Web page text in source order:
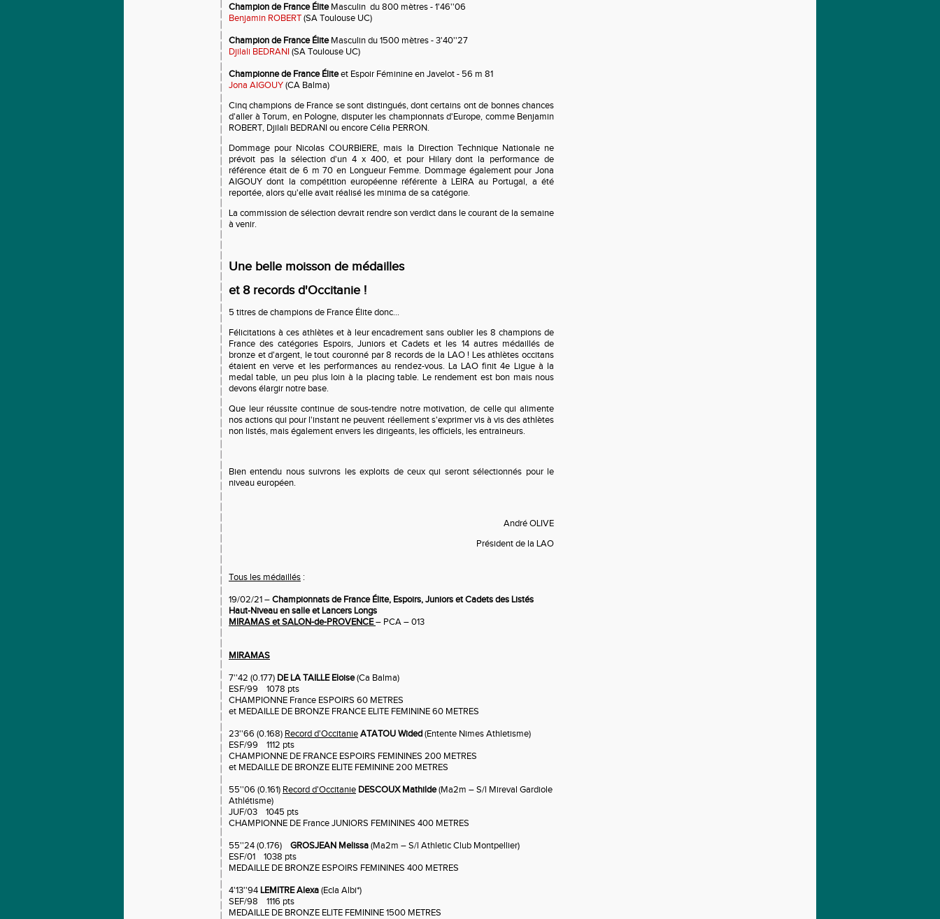
Champion de France ÉliteMasculin du 800 mètres - 1'46''06
Benjamin ROBERT(SA Toulouse UC)
Champion de France ÉliteMasculin du 1500 mètres - 3'40''27
Djilali BEDRANI(SA Toulouse UC)
Championne de France Éliteet Espoir Féminine en Javelot - 56 m 81
Jona AIGOUY(CA Balma)
Cinq champions de France se sont distingués, dont certains ont de bonnes chances
d'aller à Torum, en Pologne, disputer les championnats d'Europe, comme Benjamin
ROBERT, Djilali BEDRANI ou encore Célia PERRON.
Dommage pour Nicolas COURBIERE, mais la Direction Technique Nationale ne
prévoit pas la sélection d'un 4 x 400, et pour Hilary dont la performance de
référence était de 6 m 70 en Longueur Femme. Dommage également pour Jona
AIGOUY dont la compétition européenne référente à LEIRA au Portugal, a été
reportée, alors qu'elle avait réalisé les minima de sa catégorie.
La commission de sélection devrait rendre son verdict dans le courant de la semaine
à venir.
Une belle moisson de médailles
et 8 records d'Occitanie !
5 titres de champions de France Élite donc...
Félicitations à ces athlètes et à leur encadrement sans oublier les 8 champions de
France des catégories Espoirs, Juniors et Cadets et les 14 autres médaillés de
bronze et d'argent, le tout couronné par 8 records de la LAO ! Les athlètes occitans
étaient en verve et les performances au rendez-vous. La LAO finit 4e Ligue à la
medal table, un peu plus loin à la placing table. Le rendement est bon mais nous
devons élargir notre base.
Que leur réussite continue de sous-tendre notre motivation, de celle qui alimente
nos actions qui pour l'instant ne peuvent réellement s'exprimer vis à vis des athlètes
non listés, mais également envers les dirigeants, les officiels, les entraineurs.
Bien entendu nous suivrons les exploits de ceux qui seront sélectionnés pour le
niveau européen.
André OLIVE
Président de la LAO
Tous les médaillés :
19/02/21 –Championnats de France Élite, Espoirs, Juniors et Cadets des Listés
Haut-Niveau en salle et Lancers Longs
MIRAMAS et SALON-de-PROVENCE– PCA – 013
MIRAMAS
7''42 (0.177) DE LA TAILLE Eloise(Ca Balma)
ESF/99 1078 pts
CHAMPIONNE France ESPOIRS 60 METRES
et MEDAILLE DE BRONZE FRANCE ELITE FEMININE 60 METRES
23''66 (0.168) Record d'OccitanieATATOU Wided(Entente Nimes Athletisme)
ESF/99 1112 pts
CHAMPIONNE DE FRANCE ESPOIRS FEMININES 200 METRES
et MEDAILLE DE BRONZE ELITE FEMININE 200 METRES
55''06 (0.161) Record d'Occitanie DESCOUX Mathilde(Ma2m – S/l Mireval Gardiole
Athlétisme)
JUF/03 1045 pts
CHAMPIONNE DE France JUNIORS FEMININES 400 METRES
55''24 (0.176) GROSJEAN Melissa(Ma2m – S/l Athletic Club Montpellier)
ESF/01 1038 pts
MEDAILLE DE BRONZE ESPOIRS FEMININES 400 METRES
4'13''94 LEMITRE Alexa(Ecla Albi*)
SEF/98 1116 pts
MEDAILLE DE BRONZE ELITE FEMININE 1500 METRES